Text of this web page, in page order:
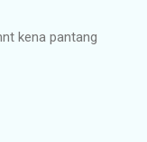
kena pantang